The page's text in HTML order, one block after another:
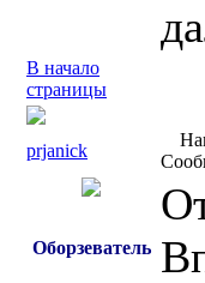
В начало
страницы
prjanick
Оборзеватель